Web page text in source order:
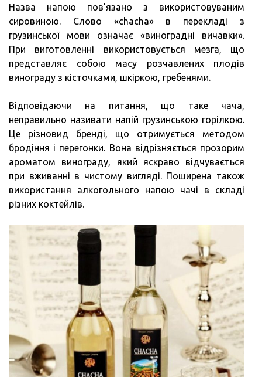
Назва напою пов’язано з використовуваним
сировиною. Слово «chacha» в перекладі з
грузинської мови означає «виноградні вичавки».
При виготовленні використовується мезга, що
представляє собою масу розчавлених плодів
винограду з кісточками, шкіркою, гребенями.
Відповідаючи на питання, що таке чача,
неправильно називати напій грузинською горілкою.
Це різновид бренді, що отримується методом
бродіння і перегонки. Вона відрізняється прозорим
ароматом винограду, який яскраво відчувається
при вживанні в чистому вигляді. Поширена також
використання алкогольного напою чачі в складі
різних коктейлів.